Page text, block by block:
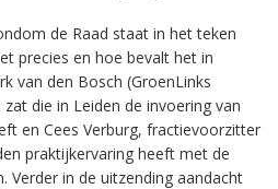
de Raad staat in het teken
precies en hoe bevalt het in
van den Bosch (GroenLinks
die in Leiden de invoering van
en Cees Verburg, fractievoorzitter
praktijkervaring heeft met de
Verder in de uitzending aandacht